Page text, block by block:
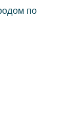
по